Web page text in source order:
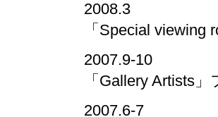
2008.3
「Special
2007.9-10
「Gallery Artists
2007.6-7